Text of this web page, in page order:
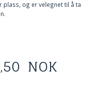
plass, og er velegnet til å ta
NOK